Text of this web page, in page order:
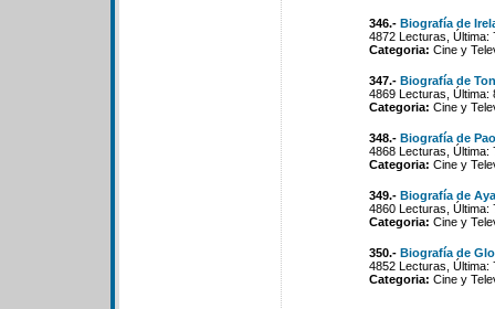
346.- Biografía de
4872 Lecturas, Última:
Categoria: Cine y
347.- Biografía de
4869 Lecturas, Última:
Categoria: Cine y
348.- Biografía de
4868 Lecturas, Última:
Categoria: Cine y
349.- Biografía de
4860 Lecturas, Última:
Categoria: Cine y
350.- Biografía de
4852 Lecturas, Última:
Categoria: Cine y